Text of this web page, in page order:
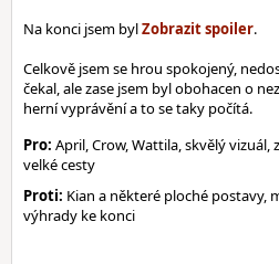
Na konci jsem byl
.
Celkově jsem se hrou spokojený,
čekal, ale zase jsem byl obohacen o
herní vyprávění a to se taky počítá.
Pro: April, Crow, Wattila, skvělý
velké cesty
Proti: Kian a některé ploché postavy,
výhrady ke konci